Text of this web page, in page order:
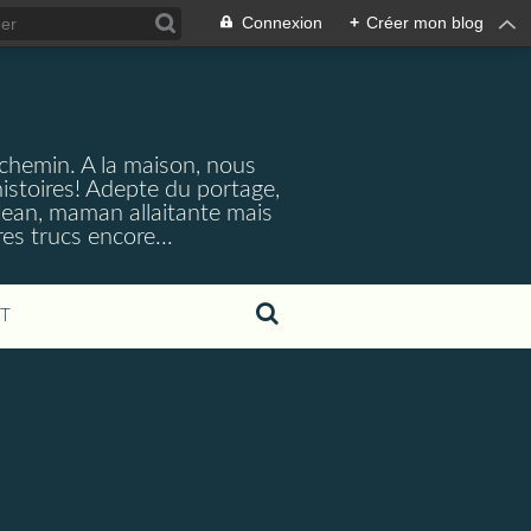
Connexion + Créer mon blog
A la maison, nous
Adepte du portage,
maman allaitante mais
trucs encore...